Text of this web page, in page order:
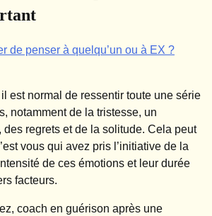
de penser à quelqu’un ou à EX ?
est normal de ressentir toute une série
notamment de la tristesse, un
des regrets et de la solitude. Cela peut
vous qui avez pris l’initiative de la
de ces émotions et leur durée
facteurs.
coach en guérison après une